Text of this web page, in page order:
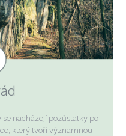
nacházejí pozůstatky po
který tvoří významnou